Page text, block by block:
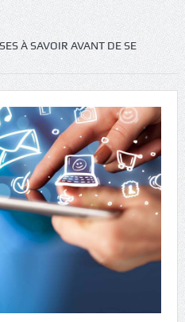
À SAVOIR AVANT DE SE